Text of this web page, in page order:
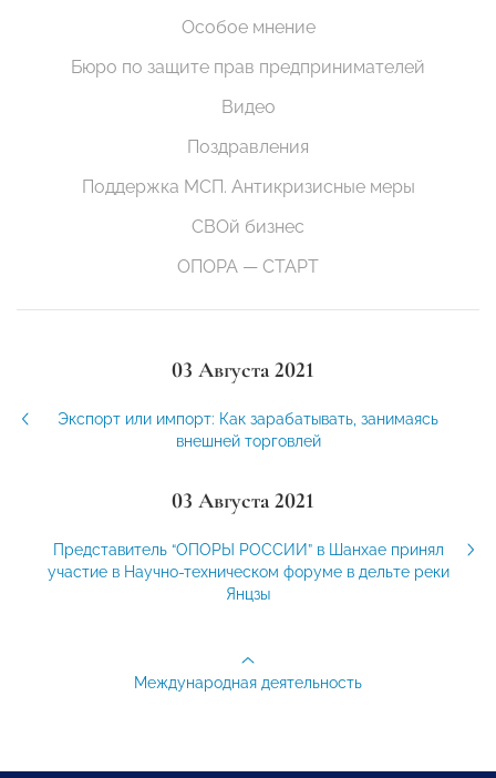
Особое мнение
Бюро по защите прав предпринимателей
Видео
Поздравления
Поддержка МСП. Антикризисные меры
СВОй бизнес
ОПОРА — СТАРТ
03 Августа 2021
Экспорт или импорт: Как зарабатывать, занимаясь
внешней торговлей
03 Августа 2021
Представитель “ОПОРЫ РОССИИ” в Шанхае принял
участие в Научно-техническом форуме в дельте реки
Янцзы
Международная деятельность